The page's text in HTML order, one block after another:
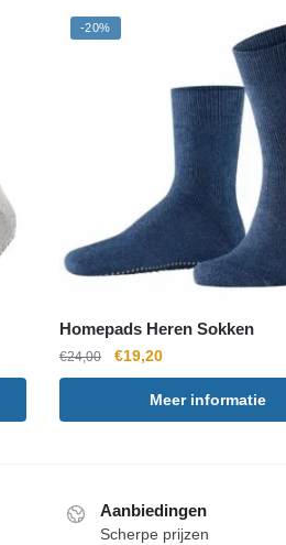
-20%
Homepads Heren Sokken
€24,00
Oorspronkelijke
prijs
€24,00.
€19,20Huidige
prijs
is:
€19,20.
Meer informatie
Aanbiedingen
Scherpe prijzen